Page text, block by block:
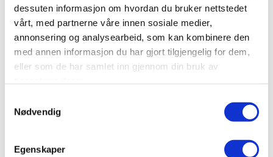
dessuten informasjon om hvordan du bruker nettstedet
vårt, med partnerne våre innen sosiale medier,
annonsering og analysearbeid, som kan kombinere den
med annen informasjon du har gjort tilgjengelig for dem,
eller som de har samlet inn gjennom din bruk av
Nødvendig
Egenskaper
Nettside
www.miras-hydraulikk.no/
Ta kontakt
terje.roli@miras.no
97626397